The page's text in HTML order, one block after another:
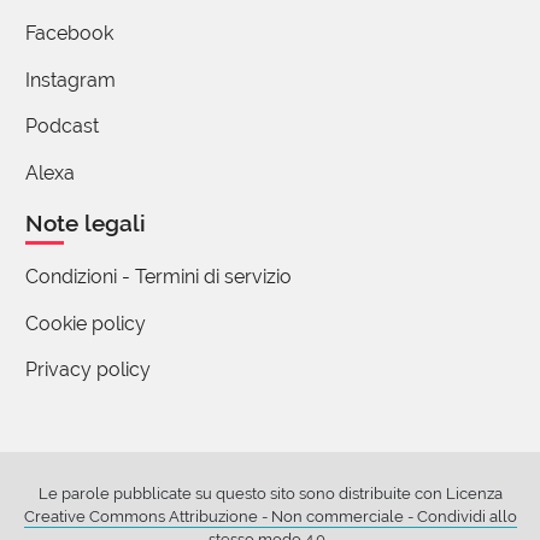
Maria Grazia Mosconi
bloggistico di internet il personaggio Berlusconi
giulio c.
17 Febbraio 2018 09:28
Facebook
Instagram
Podcast
Alexa
Note legali
Condizioni - Termini di servizio
Cookie policy
Privacy policy
Le parole pubblicate su questo sito sono distribuite con Licenza
Creative Commons Attribuzione - Non commerciale - Condividi allo